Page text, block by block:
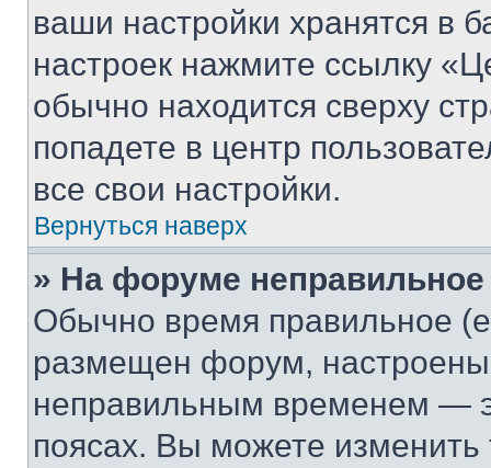
ваши настройки хранятся в
настроек нажмите ссылку
обычно находится сверху
попадете в центр
все свои настройки.
Вернуться наверх
» На форуме
Обычно время правильное
размещен форум, настроены
неправильным временем —
поясах. Вы можете изменить